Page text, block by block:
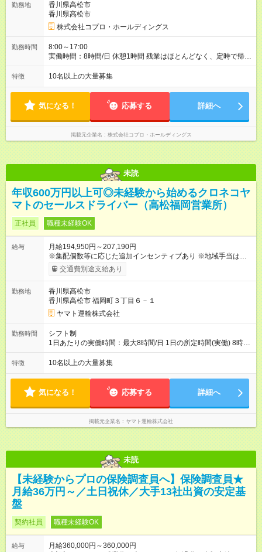
勤務地
香川県高松市
香川県高松市
株式会社コプロ・ホールディングス
勤務時間
8:00～17:00
実働時間：8時間/日 休憩1時間 残業はほとんどなく、定時で帰れ
る日が多い働き方です。 毎日の業務は進捗管理や事務が中心な
ので、 「今日やるべき仕事」が終われば、自然と区切りをつけ
方を大切にしています。
特徴 10名以上の大量募集
気になる！ 応募する 詳細へ
掲載元企業名 株式会社コプロ・ホールディングス
未読
年収600万円以上可◎未経験から始めるクロネコヤ
マトのセールスドライバー（高松福岡営業所）
正社員 職種未経験OK
給与
月給194,950円～207,190円
※集配個数等に応じた追加インセンティブあり ※地域手当は居住
地によって異なる 加えて、インセンティブ・超勤手当・通勤手
当・扶養手当など各種手当が充実しています。 【試用期間】試
と同じです。
交通費別途支給あり
勤務地
香川県高松市
香川県高松市 福岡町３丁目６－１
ヤマト運輸株式会社
勤務時間
シフト制
1日あたりの実働時間：最大8時間/日 1日の所定時間(実働) 8時
間 週所定40時間 月間所定時間 165時間（残業時間25時間程
度） 年間所定時間 1，976時間（残業時間300時間程度） 【シ
勤務交番表(シフト制／15日締め)により定める ※法定労働時間に
よる管理
特徴 10名以上の大量募集
気になる！ 応募する 詳細へ
掲載元企業名 ヤマト運輸株式会社
未読
【未経験からプロの保険調査員へ】保険調査員★
月給36万円～／土日祝休／大手13社出資の安定基
盤
契約社員 職種未経験OK
給与
月給360,000円～360,000円